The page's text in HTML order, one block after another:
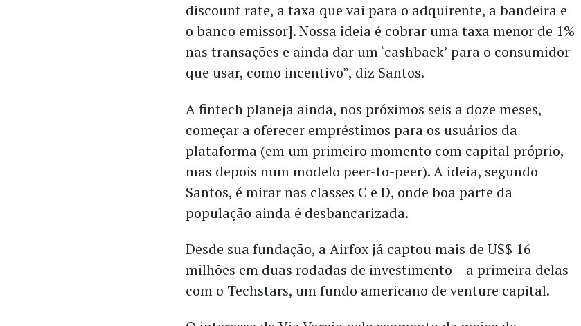
discount rate, a taxa que vai para o adquirente, a bandeira e
o banco emissor]. Nossa ideia é cobrar uma taxa menor de 1%
nas transações e ainda dar um ‘cashback’ para o consumidor
que usar, como incentivo”, diz Santos.
A fintech planeja ainda, nos próximos seis a doze meses,
começar a oferecer empréstimos para os usuários da
plataforma (em um primeiro momento com capital próprio,
mas depois num modelo peer-to-peer). A ideia, segundo
Santos, é mirar nas classes C e D, onde boa parte da
população ainda é desbancarizada.
Desde sua fundação, a Airfox já captou mais de US$ 16
milhões em duas rodadas de investimento – a primeira delas
com o Techstars, um fundo americano de venture capital.